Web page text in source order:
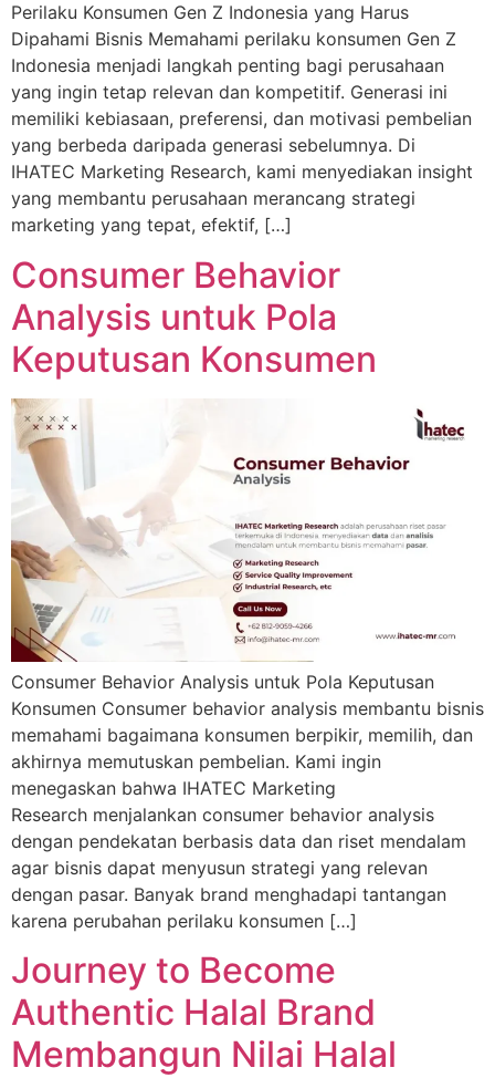
Perilaku Konsumen Gen Z Indonesia yang Harus
Dipahami Bisnis Memahami perilaku konsumen Gen Z
Indonesia menjadi langkah penting bagi perusahaan
yang ingin tetap relevan dan kompetitif. Generasi ini
memiliki kebiasaan, preferensi, dan motivasi pembelian
yang berbeda daripada generasi sebelumnya. Di
IHATEC Marketing Research, kami menyediakan insight
yang membantu perusahaan merancang strategi
marketing yang tepat, efektif, […]
Consumer Behavior
Analysis untuk Pola
Keputusan Konsumen
Consumer Behavior Analysis untuk Pola Keputusan
Konsumen Consumer behavior analysis membantu bisnis
memahami bagaimana konsumen berpikir, memilih, dan
akhirnya memutuskan pembelian. Kami ingin
menegaskan bahwa IHATEC Marketing
Research menjalankan consumer behavior analysis
dengan pendekatan berbasis data dan riset mendalam
agar bisnis dapat menyusun strategi yang relevan
dengan pasar. Banyak brand menghadapi tantangan
karena perubahan perilaku konsumen […]
Journey to Become
Authentic Halal Brand
Membangun Nilai Halal